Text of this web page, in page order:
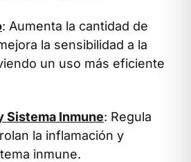
: Aumenta la cantidad de
la sensibilidad a la
un uso más eficiente
Sistema Inmune: Regula
la inflamación y
inmune.